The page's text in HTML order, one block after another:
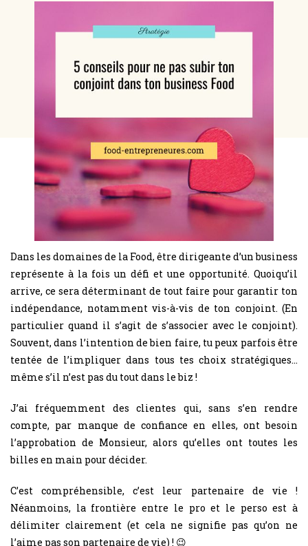
Dans les domaines de la Food, être dirigeante d’un business
représente à la fois un défi et une opportunité. Quoiqu’il
arrive, ce sera déterminant de tout faire pour garantir ton
indépendance, notamment vis-à-vis de ton conjoint. (En
particulier quand il s’agit de s’associer avec le conjoint).
Souvent, dans l’intention de bien faire, tu peux parfois être
tentée de l’impliquer dans tous tes choix stratégiques…
même s’il n’est pas du tout dans le biz !
J’ai fréquemment des clientes qui, sans s’en rendre
compte, par manque de confiance en elles, ont besoin
l’approbation de Monsieur, alors qu’elles ont toutes les
billes en main pour décider.
C’est compréhensible, c’est leur partenaire de vie !
Néanmoins, la frontière entre le pro et le perso est à
délimiter clairement (et cela ne signifie pas qu’on ne
l’aime pas son partenaire de vie) ! 😉